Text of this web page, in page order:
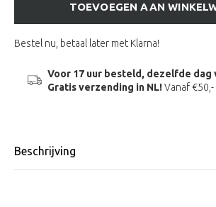
TOEVOEGEN AAN
Bestel nu, betaal later met Klarna!
Voor 17 uur besteld, dezelfde dag
Gratis verzending in NL!Vanaf €50,-
Beschrijving